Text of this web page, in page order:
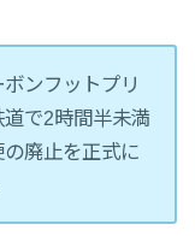
ンフットプリ
で2時間半未満
廃止を正式に